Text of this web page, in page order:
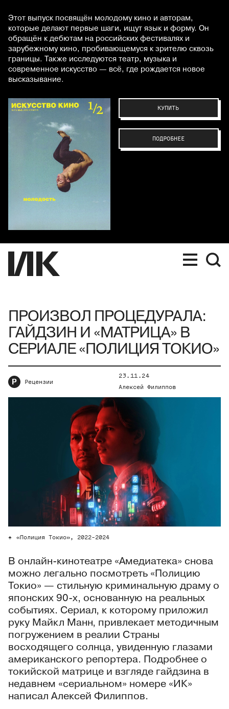
Этот выпуск посвящён молодому кино и авторам,
которые делают первые шаги, ищут язык и форму. Он
обращён к дебютам на российских фестивалях и
зарубежному кино, пробивающемуся к зрителю сквозь
границы. Также исследуются театр, музыка и
современное искусство — всё, где рождается новое
высказывание.
КУПИТЬ
ПОДРОБНЕЕ
ПРОИЗВОЛ ПРОЦЕДУРАЛА:
ГАЙДЗИН И «МАТРИЦА» В
СЕРИАЛЕ «ПОЛИЦИЯ ТОКИО»
Р Рецензии
23.11.24
Алексей Филиппов
«Полиция Токио», 2022-2024
В онлайн-кинотеатре «Амедиатека» снова
можно легально посмотреть «Полицию
Токио» — стильную криминальную драму о
японских 90-х, основанную на реальных
событиях. Сериал, к которому приложил
руку Майкл Манн, привлекает методичным
погружением в реалии Страны
восходящего солнца, увиденную глазами
американского репортера. Подробнее о
токийской матрице и взгляде гайдзина в
недавнем «сериальном» номере «ИК»
написал Алексей Филиппов.